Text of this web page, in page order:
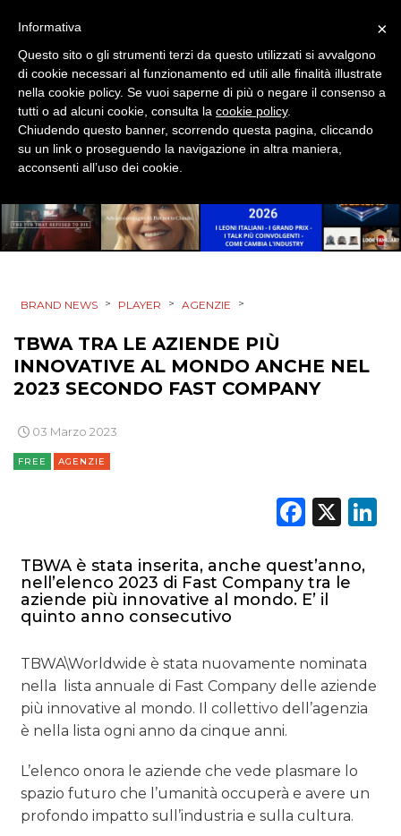
RADIO / AUDIO
TV
DATI
PREVISIONI/SCENARI
NORMATIVE
TREND
CASE HISTORY
BRAND NEWS > PLAYER > AGENZIE >
TBWA TRA LE AZIENDE PIÙ
INNOVATIVE AL MONDO ANCHE NEL
2023 SECONDO FAST COMPANY
03 Marzo 2023
FREE AGENZIE
X
TBWA è stata inserita, anche quest’anno,
nell’elenco 2023 di Fast Company tra le
aziende più innovative al mondo. E’ il
quinto anno consecutivo
TBWA\Worldwide è stata nuovamente nominata
nella lista annuale di Fast Company delle aziende
più innovative al mondo. Il collettivo dell’agenzia
è nella lista ogni anno da cinque anni.
L’elenco onora le aziende che vede plasmare lo
spazio futuro che l’umanità occuperà e avere un
profondo impatto sull’industria e sulla cultura.
×
Informativa
Questo sito o gli strumenti terzi da questo utilizzati si avvalgono
di cookie necessari al funzionamento ed utili alle finalità illustrate
nella cookie policy. Se vuoi saperne di più o negare il consenso a
tutti o ad alcuni cookie, consulta la cookie policy.
Chiudendo questo banner, scorrendo questa pagina, cliccando
su un link o proseguendo la navigazione in altra maniera,
acconsenti all’uso dei cookie.